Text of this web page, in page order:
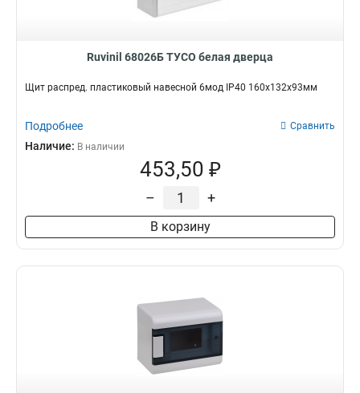
Ruvinil 68026Б ТУСО белая дверца
Щит распред. пластиковый навесной 6мод IP40 160х132х93мм
Подробнее Сравнить
Наличие: В наличии
453,50 ₽
– +
В корзину